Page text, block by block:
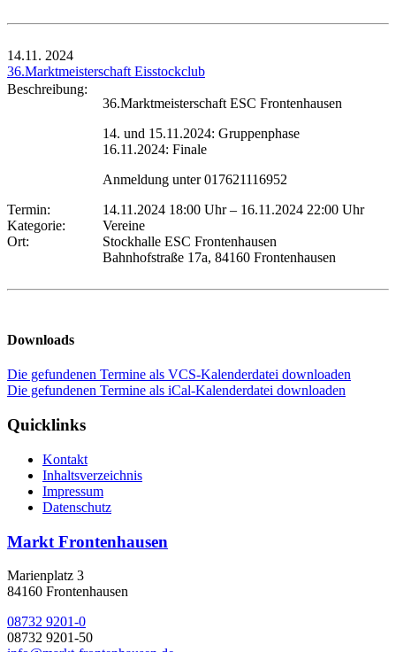
14.11. 2024
36.Marktmeisterschaft Eisstockclub
Beschreibung:
36.Marktmeisterschaft ESC Frontenhausen
14. und 15.11.2024: Gruppenphase
16.11.2024: Finale
Anmeldung unter 017621116952
Termin:
14.11.2024 18:00 Uhr– 16.11.2024 22:00 Uhr
Kategorie:
Vereine
Ort:
Stockhalle ESC Frontenhausen
Bahnhofstraße 17a, 84160 Frontenhausen
Downloads
Die gefundenen Termine als VCS-Kalenderdatei downloaden
Die gefundenen Termine als iCal-Kalenderdatei downloaden
Quicklinks
Kontakt
Inhaltsverzeichnis
Impressum
Datenschutz
Markt Frontenhausen
Marienplatz 3
84160 Frontenhausen
08732 9201-0
08732 9201-50